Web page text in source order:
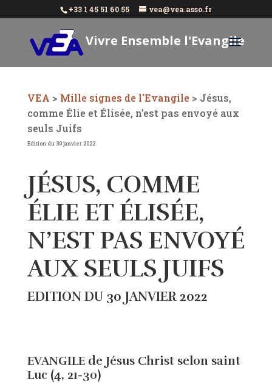
+33 1 45 51 60 55 vea@vea.asso.fr
Vivre Ensemble l'Evangile
VEA > Mille signes de l'Evangile > Jésus,
comme Élie et Élisée, n’est pas envoyé aux
seuls Juifs
Edition du 30 janvier 2022
JÉSUS, COMME
ÉLIE ET ÉLISÉE,
N’EST PAS ENVOYÉ
AUX SEULS JUIFS
EDITION DU 30 JANVIER 2022
EVANGILE de Jésus Christ selon saint
Luc (4, 21-30)